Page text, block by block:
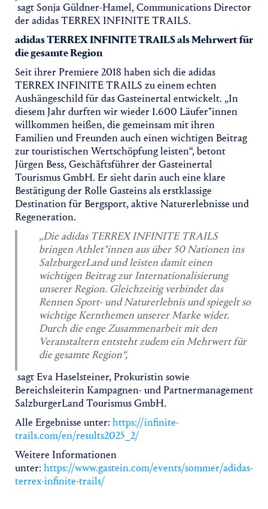
sagt Sonja Güldner-Hamel, Communications Director
der adidas TERREX INFINITE TRAILS.
adidas TERREX INFINITE TRAILS als Mehrwert für
die gesamte Region
Seit ihrer Premiere 2018 haben sich die adidas
TERREX INFINITE TRAILS zu einem echten
Aushängeschild für das Gasteinertal entwickelt. „In
diesem Jahr durften wir wieder 1.600 Läufer*innen
willkommen heißen, die gemeinsam mit ihren
Familien und Freunden auch einen wichtigen Beitrag
zur touristischen Wertschöpfung leisten“, betont
Jürgen Bess, Geschäftsführer der Gasteinertal
Tourismus GmbH. Er sieht darin auch eine klare
Bestätigung der Rolle Gasteins als erstklassige
Destination für Bergsport, aktive Naturerlebnisse und
Regeneration.
„Die adidas TERREX INFINITE TRAILS
bringen Athlet*innen aus über 50 Nationen ins
SalzburgerLand und leisten damit einen
wichtigen Beitrag zur Internationalisierung
unserer Region. Gleichzeitig verbindet das
Rennen Sport- und Naturerlebnis und spiegelt so
wichtige Kernthemen unserer Marke wider.
Durch die enge Zusammenarbeit mit den
Veranstaltern entsteht zudem ein Mehrwert für
die gesamte Region“,
sagt Eva Haselsteiner, Prokuristin sowie
Bereichsleiterin Kampagnen- und Partnermanagement
SalzburgerLand Tourismus GmbH.
Alle Ergebnisse unter: https://infinite-
trails.com/en/results2025_2/
Weitere Informationen
unter: https://www.gastein.com/events/sommer/adidas-
terrex-infinite-trails/